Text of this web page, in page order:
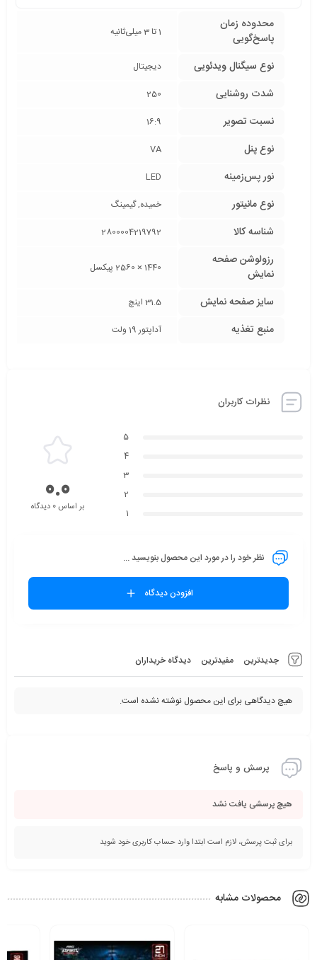
محدوده زمان
پاسخ‌گویی
1 تا 3 میلی‌ثانیه
نوع سیگنال ویدئویی دیجیتال
شدت روشنایی 250
نسبت تصویر 16:9
نوع پنل VA
نور پس‌زمینه LED
نوع مانیتور خمیده, گیمینگ
شناسه کالا 2800004219792
رزولوشن صفحه
نمایش
1440 × 2560 پیکسل
سایز صفحه نمایش 31.5 اینچ
منبع تغذیه آداپتور 19 ولت
نظرات کاربران
جدیدترین مفیدترین دیدگاه خریداران
هیچ دیدگاهی برای این محصول نوشته نشده است.
5
4
3
2
1
0.0
بر اساس 0 دیدگاه
نظر خود را در مورد این محصول بنویسید ...
افزودن دیدگاه
پرسش و پاسخ
هیچ پرسشی یافت نشد
برای ثبت پرسش، لازم است ابتدا وارد حساب کاربری خود شوید
محصولات مشابه